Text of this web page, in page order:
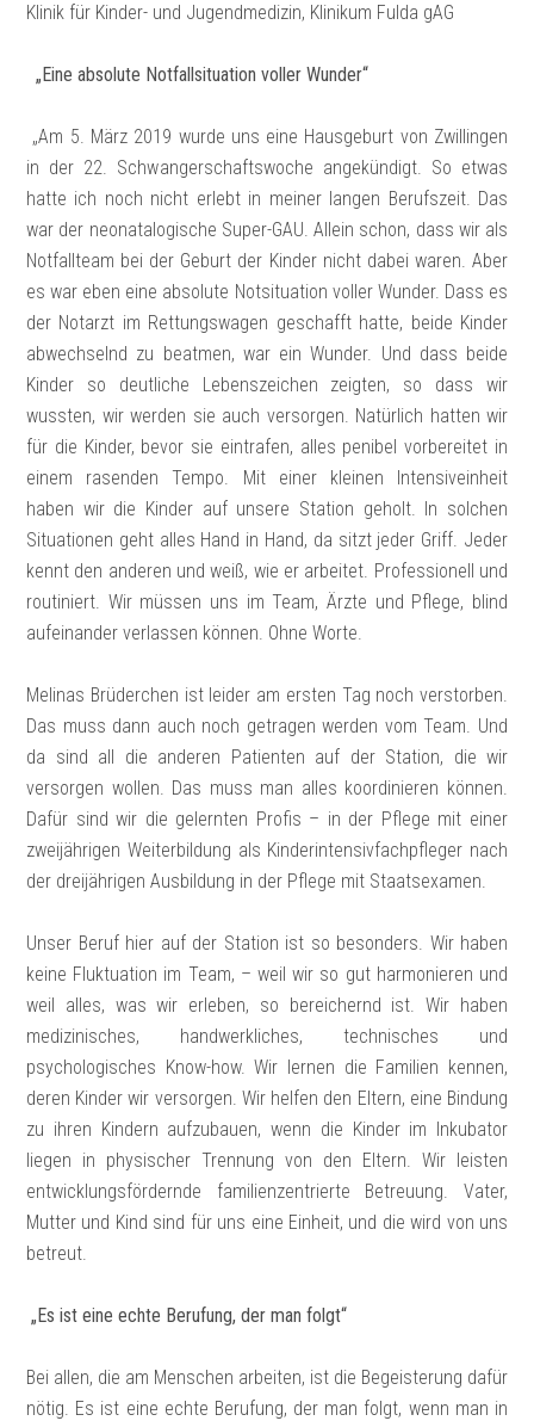
Klinik für Kinder- und Jugendmedizin, Klinikum Fulda gAG
„Eine absolute Notfallsituation voller Wunder“
„Am 5. März 2019 wurde uns eine Hausgeburt von Zwillingen
in der 22. Schwangerschaftswoche angekündigt. So etwas
hatte ich noch nicht erlebt in meiner langen Berufszeit. Das
war der neonatalogische Super-GAU. Allein schon, dass wir als
Notfallteam bei der Geburt der Kinder nicht dabei waren. Aber
es war eben eine absolute Notsituation voller Wunder. Dass es
der Notarzt im Rettungswagen geschafft hatte, beide Kinder
abwechselnd zu beatmen, war ein Wunder. Und dass beide
Kinder so deutliche Lebenszeichen zeigten, so dass wir
wussten, wir werden sie auch versorgen. Natürlich hatten wir
für die Kinder, bevor sie eintrafen, alles penibel vorbereitet in
einem rasenden Tempo. Mit einer kleinen Intensiveinheit
haben wir die Kinder auf unsere Station geholt. In solchen
Situationen geht alles Hand in Hand, da sitzt jeder Griff. Jeder
kennt den anderen und weiß, wie er arbeitet. Professionell und
routiniert. Wir müssen uns im Team, Ärzte und Pflege, blind
aufeinander verlassen können. Ohne Worte.
Melinas Brüderchen ist leider am ersten Tag noch verstorben.
Das muss dann auch noch getragen werden vom Team. Und
da sind all die anderen Patienten auf der Station, die wir
versorgen wollen. Das muss man alles koordinieren können.
Dafür sind wir die gelernten Profis – in der Pflege mit einer
zweijährigen Weiterbildung als Kinderintensivfachpfleger nach
der dreijährigen Ausbildung in der Pflege mit Staatsexamen.
Unser Beruf hier auf der Station ist so besonders. Wir haben
keine Fluktuation im Team, – weil wir so gut harmonieren und
weil alles, was wir erleben, so bereichernd ist. Wir haben
medizinisches, handwerkliches, technisches und
psychologisches Know-how. Wir lernen die Familien kennen,
deren Kinder wir versorgen. Wir helfen den Eltern, eine Bindung
zu ihren Kindern aufzubauen, wenn die Kinder im Inkubator
liegen in physischer Trennung von den Eltern. Wir leisten
entwicklungsfördernde familienzentrierte Betreuung. Vater,
Mutter und Kind sind für uns eine Einheit, und die wird von uns
betreut.
„Es ist eine echte Berufung, der man folgt“
Bei allen, die am Menschen arbeiten, ist die Begeisterung dafür
nötig. Es ist eine echte Berufung, der man folgt, wenn man in